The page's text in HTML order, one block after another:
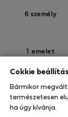
6 személy
1. emelet
Az Ön
Cokkie
Bármikor
természetesen
ha úgy kívánja.